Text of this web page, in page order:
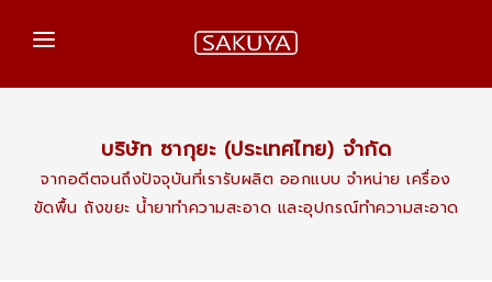
หน้าแรก
สินค้าของเรา
เกร็ดความรู้
บริษัท ซากุยะ (ประเทศไทย) จำกัด
จากอดีตจนถึงปัจจุบันที่เรารับผลิต ออกแบบ จำหน่าย เครื่อง
ขัดพื้น ถังขยะ นํ้ายาทำความสะอาด และอุปกรณ์ทำความสะอาด